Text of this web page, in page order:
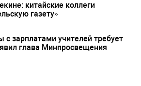
китайские коллеги
газету»
зарплатами учителей требует
глава Минпросвещения